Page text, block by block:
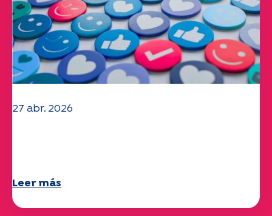
27 abr. 2026
Leer más